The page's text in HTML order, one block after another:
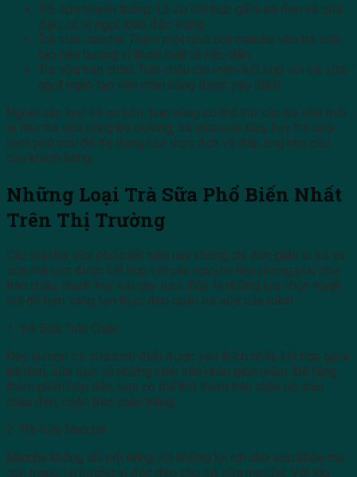
Trà sữa truyền thống: Là sự kết hợp giữa trà đen và sữa
đặc, có vị ngọt, béo đặc trưng.
Trà sữa matcha: Thêm một chút bột matcha vào trà sữa
tạo nên hương vị thơm mát và hấp dẫn.
Trà sữa trân châu: Trân châu dai mềm kết hợp với trà sữa
ngọt ngào tạo nên món uống được yêu thích.
Ngoài các loại trà cơ bản, bạn cũng có thể thử các trà sữa mới
lạ như trà sữa hồng trà oolong, trà sữa sữa dừa, hay trà sữa
kem phô mai để đa dạng hóa thực đơn và đáp ứng nhu cầu
của khách hàng.
Những Loại Trà Sữa Phổ Biến Nhất
Trên Thị Trường
Các loại trà sữa phổ biến hiện nay không chỉ đơn giản là trà và
sữa mà còn được kết hợp với các nguyên liệu phong phú như
trân châu, thạch hay trái cây tươi. Đây là những lựa chọn tuyệt
vời để bạn sáng tạo thực đơn quán trà sữa của mình.
1. Trà Sữa Trân Châu
Đây là món trà sữa kinh điển được yêu thích nhất, kết hợp giữa
trà đen, sữa tươi và những viên trân châu giòn mềm. Để tăng
thêm phần hấp dẫn, bạn có thể thử thêm trân châu nở, trân
châu đen, hoặc trân châu trắng.
2. Trà Sữa Matcha
Matcha không chỉ nổi tiếng với những lợi ích cho sức khỏe mà
còn mang lại hương vị độc đáo cho trà sữa matcha. Với lớp